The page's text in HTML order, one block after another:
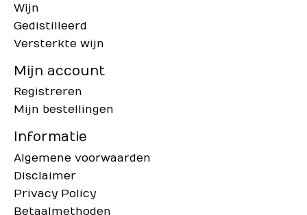
Wijn
Gedistilleerd
Versterkte wijn
Mijn account
Registreren
Mijn bestellingen
Informatie
Algemene voorwaarden
Disclaimer
Privacy Policy
Betaalmethoden